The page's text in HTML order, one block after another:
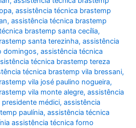
,assistência técnica brastemp
,assistência técnica brastemp
brastemp santa cecília,
santa terezinha,assistência
domingos,assistência técnica
técnica brastemp tereza
técnica brastemp vila bressani,
vila josé paulino nogueira,
vila monte alegre,assistência
médici,assistência
paulínia,assistência técnica
assistência técnica forno